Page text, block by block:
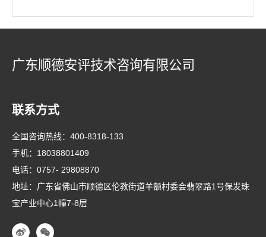
广东顺德安评技术咨询有限公司
联系方式
全国咨询热线： 400-8318-133
手机： 18038801409
电话： 0757- 29808870
地址：广东省佛山市顺德区伦教街道羊额村委会翡翠路1号保发珠
宝产业中心1幢7-8层